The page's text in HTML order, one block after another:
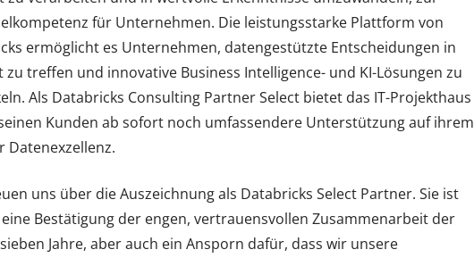
für Unternehmen. Die leistungsstarke Plattform von
ermöglicht es Unternehmen, datengestützte Entscheidungen in
zu treffen und innovative Business Intelligence- und KI-Lösungen zu
Als Databricks Consulting Partner Select bietet das IT-Projekthaus
Kunden ab sofort noch umfassendere Unterstützung auf ihrem
Datenexzellenz.
uns über die Auszeichnung als Databricks Select Partner. Sie ist
Bestätigung der engen, vertrauensvollen Zusammenarbeit der
Jahre, aber auch ein Ansporn dafür, dass wir unsere